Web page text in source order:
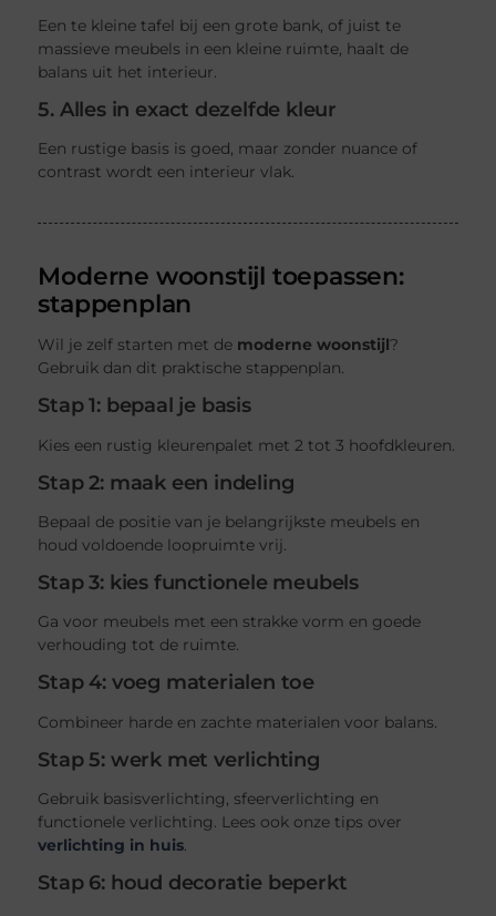
Een te kleine tafel bij een grote bank, of juist te
massieve meubels in een kleine ruimte, haalt de
balans uit het interieur.
5. Alles in exact dezelfde kleur
Een rustige basis is goed, maar zonder nuance of
contrast wordt een interieur vlak.
Moderne woonstijl toepassen:
stappenplan
Wil je zelf starten met de moderne woonstijl?
Gebruik dan dit praktische stappenplan.
Stap 1: bepaal je basis
Kies een rustig kleurenpalet met 2 tot 3 hoofdkleuren.
Stap 2: maak een indeling
Bepaal de positie van je belangrijkste meubels en
houd voldoende loopruimte vrij.
Stap 3: kies functionele meubels
Ga voor meubels met een strakke vorm en goede
verhouding tot de ruimte.
Stap 4: voeg materialen toe
Combineer harde en zachte materialen voor balans.
Stap 5: werk met verlichting
Gebruik basisverlichting, sfeerverlichting en
functionele verlichting. Lees ook onze tips over
verlichting in huis.
Stap 6: houd decoratie beperkt